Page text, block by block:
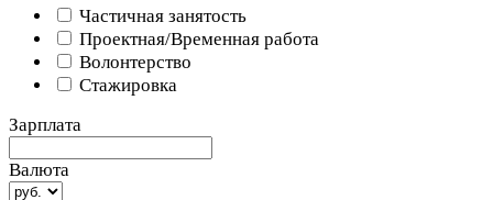
Частичная занятость
Проектная/Временная работа
Волонтерство
Стажировка
Зарплата
Валюта